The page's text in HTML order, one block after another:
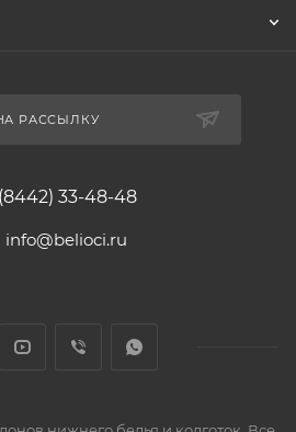
РАССЫЛКУ
33-48-48
info@belioci.ru